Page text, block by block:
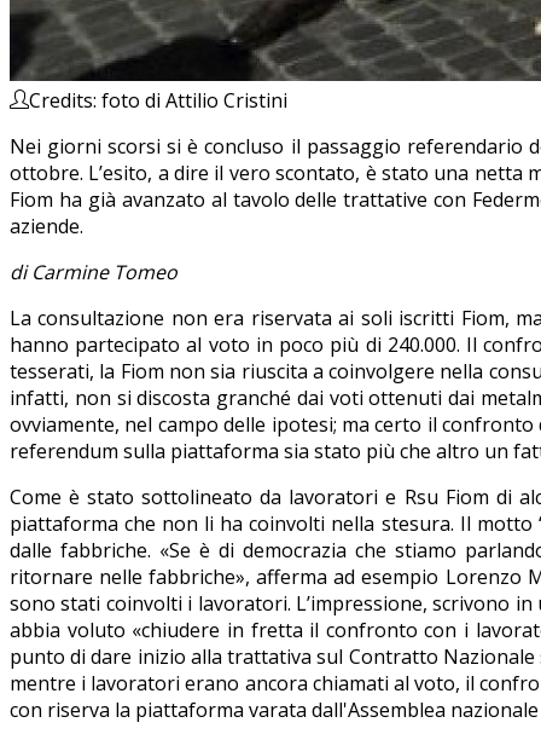
Credits: foto di Attilio Cristini
Nei giorni scorsi si è concluso il passaggio referendario
ottobre. L’esito, a dire il vero scontato, è stato una
Fiom ha già avanzato al tavolo delle trattative con
aziende.
di Carmine Tomeo
La consultazione non era riservata ai soli iscritti Fiom,
hanno partecipato al voto in poco più di 240.000. Il
tesserati, la Fiom non sia riuscita a coinvolgere nella
infatti, non si discosta granché dai voti ottenuti dai
ovviamente, nel campo delle ipotesi; ma certo il
referendum sulla piattaforma sia stato più che altro un
Come è stato sottolineato da lavoratori e Rsu Fiom di
piattaforma che non li ha coinvolti nella stesura. Il
dalle fabbriche. «Se è di democrazia che stiamo
ritornare nelle fabbriche», afferma ad esempio Lorenzo
sono stati coinvolti i lavoratori. L’impressione, scrivono
abbia voluto «chiudere in fretta il confronto con i
punto di dare inizio alla trattativa sul Contratto
mentre i lavoratori erano ancora chiamati al voto, il
con riserva la piattaforma varata dall'Assemblea